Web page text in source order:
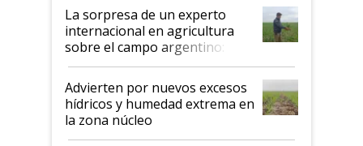
La sorpresa de un experto
internacional en agricultura
sobre el campo argentino:
"Estoy muy impresionado"
Advierten por nuevos excesos
hídricos y humedad extrema en
la zona núcleo